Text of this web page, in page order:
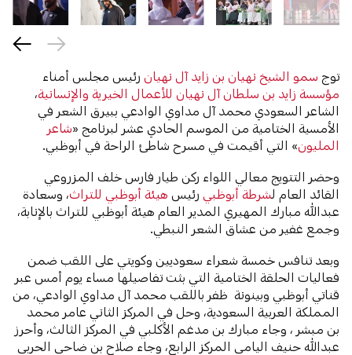
توج سمو الشيخ نهيان بن زايد آل نهيان رئيس مجلس أمناء
مؤسسة زايد بن سلطان آل نهيان للأعمال الخيرية والإنسانية،
الشاعر السعودي محمد آل مداوي الوادعي ببيرق الشعر في
الأمسية الختامية من الموسم الحادي عشر لبرنامج «شاعر
المليون» التي أقيمت في مسرح شاطئ الراحة في أبوظبي.
وحضر التتويج معالي اللواء ركن طيار فارس خلف المزروعي
القائد العام لشرطة أبوظبي رئيس هيئة أبوظبي للتراث، وسعادة
عبدالله مبارك المهيري المدير العام هيئة أبوظبي للتراث بالإنابة،
وجمع غفير من عشاق الشعر النبطي.
وبعد تنافس خمسة شعراء سعوديين وكويتي على اللقب ضمن
فعاليات الحلقة الختامية التي بثت تفاصيلها مساء يوم أمس عبر
قناتي أبوظبي وبينونة ظفر باللقب محمد آل مداوي الوادعي، من
المملكة العربية السعودية، وحل في المركز الثاني عامر محمد
بن مبشر ، وجاء مبارك بن مدغم الأكلبي في المركز الثالث، وأحرز
عبدالله حنيف اليامي المركز الرابع، وجاء صلاح بن ضاحي الحربي